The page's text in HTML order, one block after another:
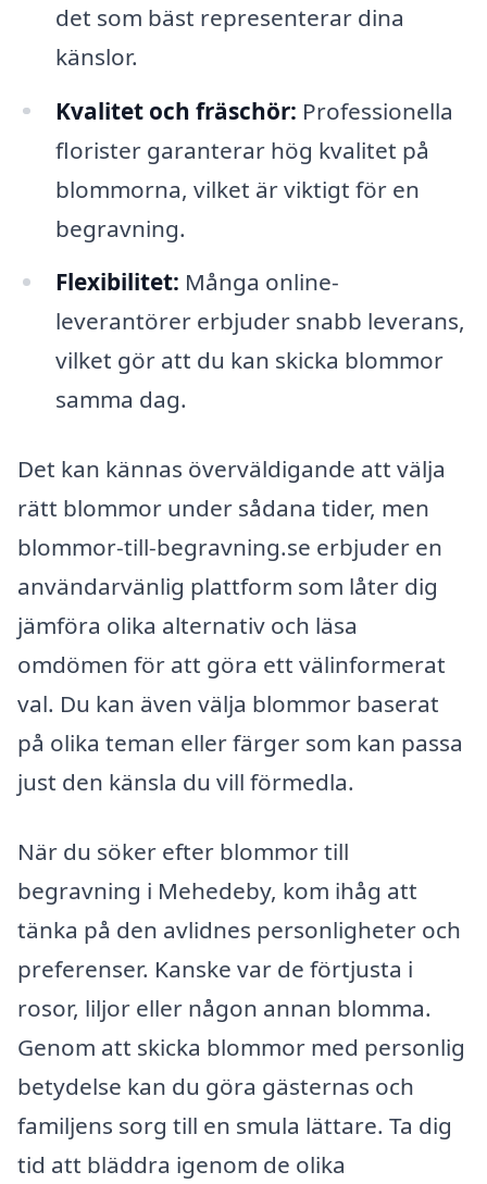
det som bäst representerar dina
känslor.
Kvalitet och fräschör: Professionella
florister garanterar hög kvalitet på
blommorna, vilket är viktigt för en
begravning.
Flexibilitet: Många online-
leverantörer erbjuder snabb leverans,
vilket gör att du kan skicka blommor
samma dag.
Det kan kännas överväldigande att välja
rätt blommor under sådana tider, men
blommor-till-begravning.se erbjuder en
användarvänlig plattform som låter dig
jämföra olika alternativ och läsa
omdömen för att göra ett välinformerat
val. Du kan även välja blommor baserat
på olika teman eller färger som kan passa
just den känsla du vill förmedla.
När du söker efter blommor till
begravning i Mehedeby, kom ihåg att
tänka på den avlidnes personligheter och
preferenser. Kanske var de förtjusta i
rosor, liljor eller någon annan blomma.
Genom att skicka blommor med personlig
betydelse kan du göra gästernas och
familjens sorg till en smula lättare. Ta dig
tid att bläddra igenom de olika